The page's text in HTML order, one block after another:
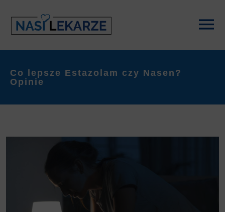
Co lepsze Estazolam czy Nasen?
Opinie